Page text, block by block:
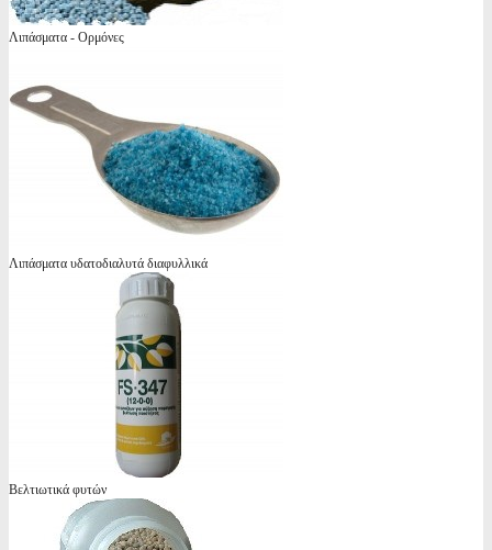
Λιπάσματα - Ορμόνες
Λιπάσματα υδατοδιαλυτά διαφυλλικά
Βελτιωτικά φυτών